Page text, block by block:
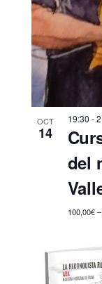
OCT
14
19:30 -
del
100,00€